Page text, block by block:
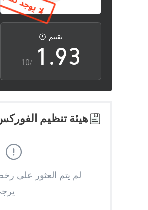
تقييم0
1
2
3
5
.
8
9
2
3
4
5
7
/10
هيئة تنظيم
لم يتم العثور على